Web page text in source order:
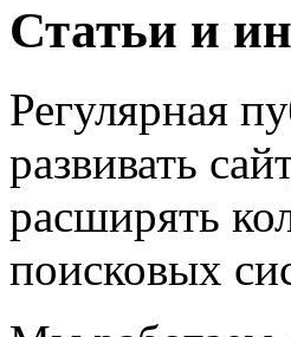
Статьи и
Регулярная
развивать
расширять
поисковых